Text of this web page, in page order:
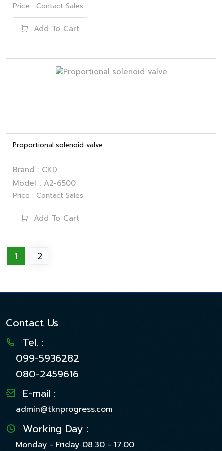
Price : Contact Sales
Add To Cart
Proportional solenoid valve
Brand : CKD
Model : A2-6500
Price : Contact Sales
Add To Cart
1 2
Contact Us
Tel. :
099-5936282
080-2459616
E-mail :
admin@tknprogress.com
Working Day :
Monday - Friday 08.30 - 17.00